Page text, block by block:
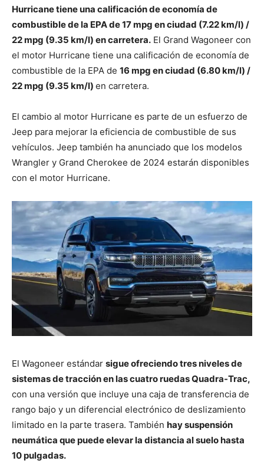
Hurricane tiene una calificación de economía de
combustible de la EPA de 17 mpg en ciudad (7.22 km/l) /
22 mpg (9.35 km/l) en carretera. El Grand Wagoneer con
el motor Hurricane tiene una calificación de economía de
combustible de la EPA de 16 mpg en ciudad (6.80 km/l) /
22 mpg (9.35 km/l) en carretera.
El cambio al motor Hurricane es parte de un esfuerzo de
Jeep para mejorar la eficiencia de combustible de sus
vehículos. Jeep también ha anunciado que los modelos
Wrangler y Grand Cherokee de 2024 estarán disponibles
con el motor Hurricane.
El Wagoneer estándar sigue ofreciendo tres niveles de
sistemas de tracción en las cuatro ruedas Quadra-Trac,
con una versión que incluye una caja de transferencia de
rango bajo y un diferencial electrónico de deslizamiento
limitado en la parte trasera. También hay suspensión
neumática que puede elevar la distancia al suelo hasta
10 pulgadas.